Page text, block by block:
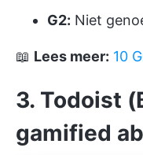
G2: Niet
📖 Lees meer: 10
3. Todoist
gamified